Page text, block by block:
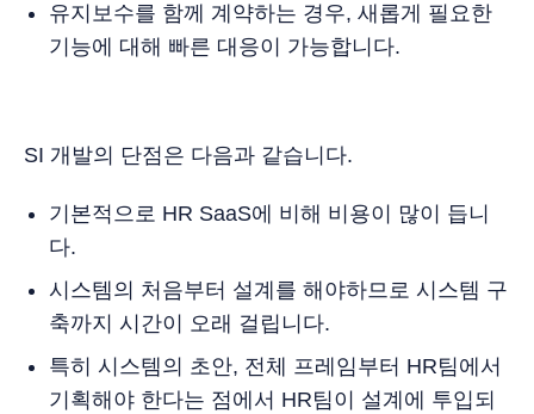
유지보수를 함께 계약하는 경우, 새롭게 필요한
기능에 대해 빠른 대응이 가능합니다.
SI 개발의 단점은 다음과 같습니다.
기본적으로 HR SaaS에 비해 비용이 많이 듭니
다.
시스템의 처음부터 설계를 해야하므로 시스템 구
축까지 시간이 오래 걸립니다.
특히 시스템의 초안, 전체 프레임부터 HR팀에서
기획해야 한다는 점에서 HR팀이 설계에 투입되